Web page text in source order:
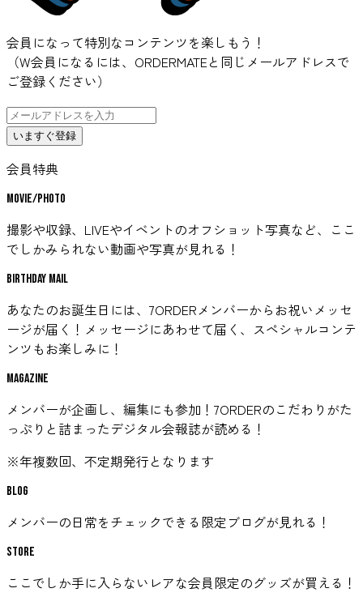
会員になって特別なコンテンツを楽しもう！
（W会員になるには、ORDERMATEと同じメールアドレスで
ご登録ください）
いますぐ登録
会員特典
Movie/Photo
撮影や収録、LIVEやイベントのオフショット写真など、ここ
でしかみられない動画や写真が見れる！
Birthday mail
あなたのお誕生日には、7ORDERメンバーからお祝いメッセ
ージが届く！メッセージにあわせて届く、スペシャルコンテ
ンツもお楽しみに！
Magazine
メンバーが企画し、編集にも参加！7ORDERのこだわりがた
っぷりと詰まったデジタル会報誌が読める！
※年複数回、不定期発行となります
Blog
メンバーの日常をチェックできる限定ブログが見れる！
Store
ここでしか手に入らないレアな会員限定のグッズが買える！